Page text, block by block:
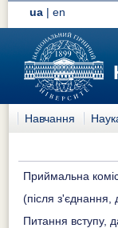
ua |en
Навчання
Приймальна
(після
Питання вступу,